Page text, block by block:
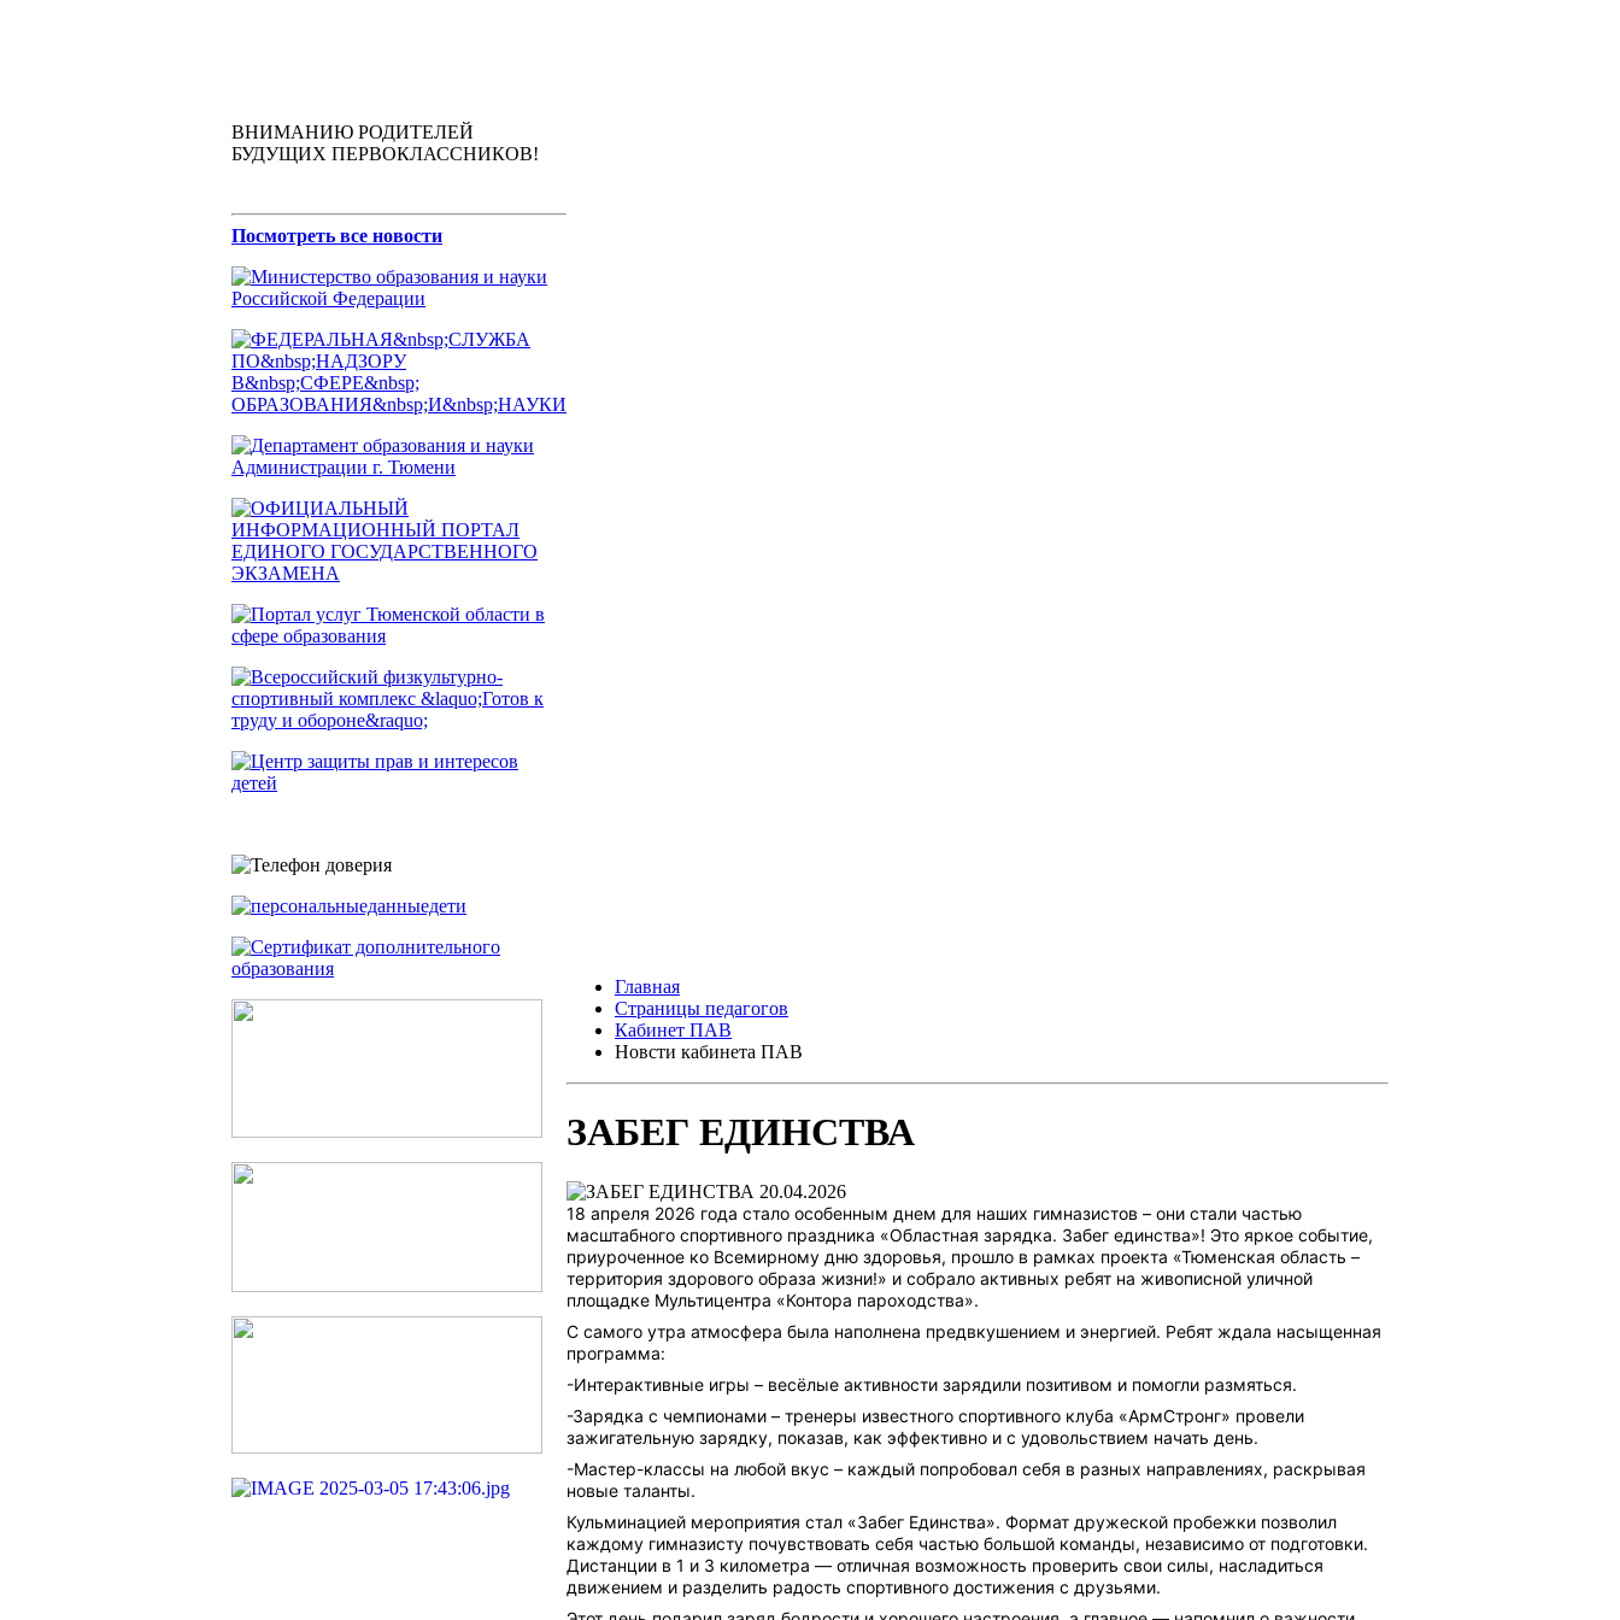
ВНИМАНИЮ РОДИТЕЛЕЙ
БУДУЩИХ ПЕРВОКЛАССНИКОВ!
Посмотреть все новости
Главная
Страницы педагогов
Кабинет ПАВ
Новсти кабинета ПАВ
ЗАБЕГ ЕДИНСТВА
20.04.2026
18 апреля 2026 года стало особенным днем для наших гимназистов – они стали частью
масштабного спортивного праздника «Областная зарядка. Забег единства»! Это яркое событие,
приуроченное ко Всемирному дню здоровья, прошло в рамках проекта «Тюменская область –
территория здорового образа жизни!» и собрало активных ребят на живописной уличной
площадке Мультицентра «Контора пароходства».
С самого утра атмосфера была наполнена предвкушением и энергией. Ребят ждала насыщенная
программа:
-Интерактивные игры – весёлые активности зарядили позитивом и помогли размяться.
-Зарядка с чемпионами – тренеры известного спортивного клуба «АрмСтронг» провели
зажигательную зарядку, показав, как эффективно и с удовольствием начать день.
-Мастер-классы на любой вкус – каждый попробовал себя в разных направлениях, раскрывая
новые таланты.
Кульминацией мероприятия стал «Забег Единства». Формат дружеской пробежки позволил
каждому гимназисту почувствовать себя частью большой команды, независимо от подготовки.
Дистанции в 1 и 3 километра — отличная возможность проверить свои силы, насладиться
движением и разделить радость спортивного достижения с друзьями.